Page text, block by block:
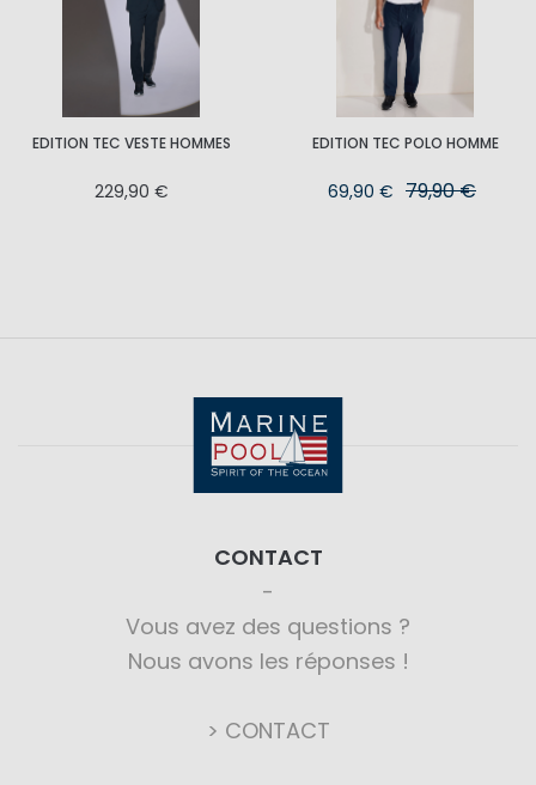
EDITION TEC VESTE HOMMES
229,90 €
EDITION TEC POLO HOMME
69,90 € 79,90 €
CONTACT
Vous avez des questions ?
Nous avons les réponses !
> CONTACT